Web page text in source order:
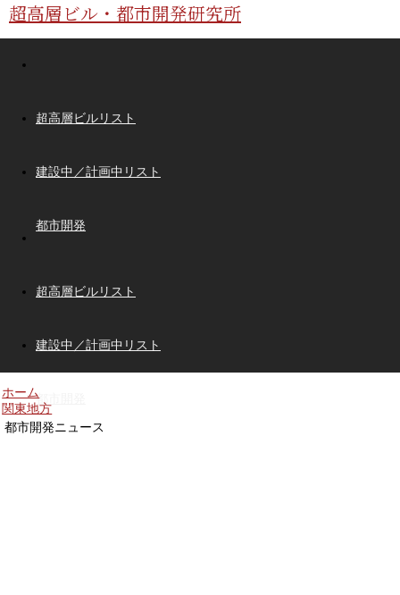
超高層ビル・都市開発研究所
超高層ビルリスト
建設中／計画中リスト
都市開発
超高層ビルリスト
建設中／計画中リスト
都市開発
ホーム
関東地方
都市開発ニュース